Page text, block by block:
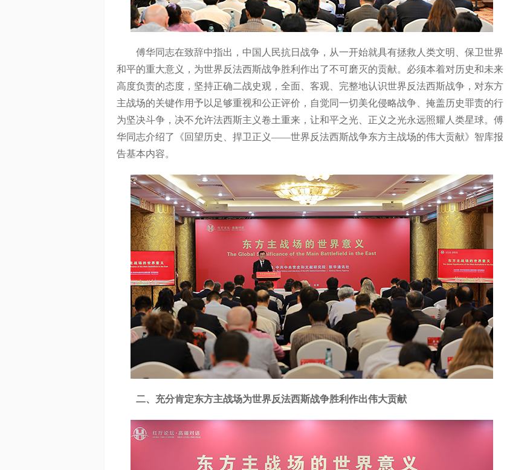
傅华同志在致辞中指出，中国人民抗日战争，从一开始就具有拯救人类文明、保卫世界
和平的重大意义，为世界反法西斯战争胜利作出了不可磨灭的贡献。必须本着对历史和未来
高度负责的态度，坚持正确二战史观，全面、客观、完整地认识世界反法西斯战争，对东方
主战场的关键作用予以足够重视和公正评价，自觉同一切美化侵略战争、掩盖历史罪责的行
为坚决斗争，决不允许法西斯主义卷土重来，让和平之光、正义之光永远照耀人类星球。傅
华同志介绍了《回望历史、捍卫正义——世界反法西斯战争东方主战场的伟大贡献》智库报
告基本内容。
二、充分肯定东方主战场为世界反法西斯战争胜利作出伟大贡献